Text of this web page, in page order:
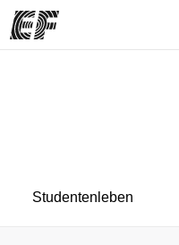
Studentenleben